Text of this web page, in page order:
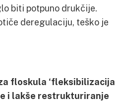
biti potpuno drukčije.
deregulaciju, teško je
floskula ‘fleksibilizacija
i lakše restrukturiranje